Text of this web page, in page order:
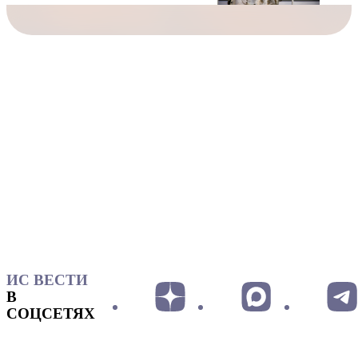
ИС ВЕСТИ
В
СОЦСЕТЯХ